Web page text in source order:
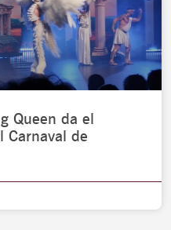
Queen da el
Carnaval de